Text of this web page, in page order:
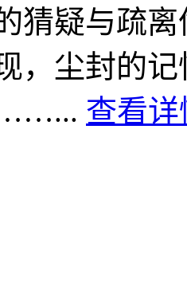
猜疑与疏
，尘封的
……... 查看详